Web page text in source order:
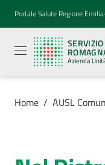
Vai al contenuto
Vai alla navigazione
Vai al footer
Portale Salute Regione
Azienda
Sanitario
Regionale
Emilia-
Romagna
Azienda
Sanitaria
Locale della
Home / AUSL
Salta al contenuto